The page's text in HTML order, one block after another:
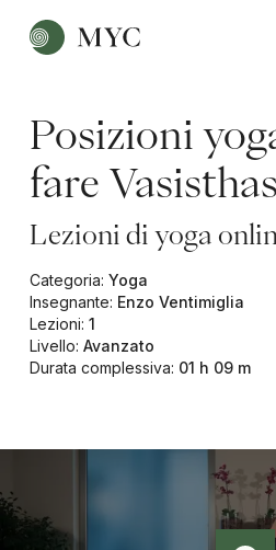
Posizioni
fare
Lezioni di yoga
Categoria: Yoga
Insegnante: Enzo Ventimiglia
Lezioni: 1
Livello: Avanzato
Durata complessiva: 01 h 09 m